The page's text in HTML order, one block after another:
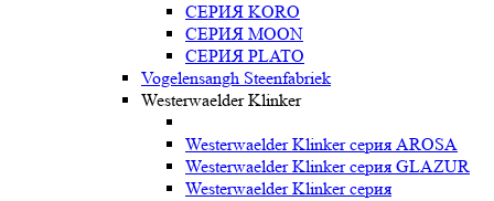
СЕРИЯ KORO
СЕРИЯ MOON
СЕРИЯ PLATO
Vogelensangh Steenfabriek
Westerwaelder Klinker
Westerwaelder Klinker серия AROSA
Westerwaelder Klinker серия GLAZUR
Westerwaelder Klinker серия